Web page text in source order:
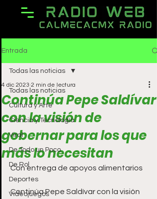
Entrada
Todas las noticias
Cultura y Arte
Ciencia y Tecnología
Viral
De Todo un Poco
De Rol
Deportes
Videojuegos
Todas las noticias
Continúa Pepe Saldívar
con la visión de
gobernar para los que
más lo necesitan
4 dic 2023 2 min de lectura
Con entrega de apoyos alimentarios
Continúa Pepe Saldívar con la visión